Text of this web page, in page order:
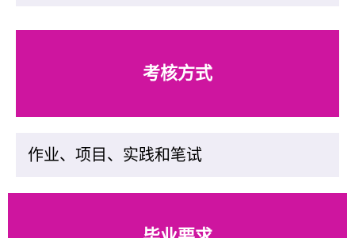
考核方式
作业、项目、实践和笔试